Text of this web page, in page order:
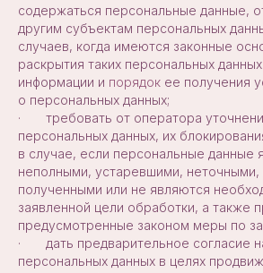
содержаться персональные данные,
другим субъектам персональных
случаев, когда имеются законные
раскрытия таких персональных данных.
информации и порядок ее получения
о персональных данных;
· требовать от оператора
персональных данных, их
в случае, если персональные данные
неполными, устаревшими, неточными,
полученными или не являются
заявленной цели обработки, а также
предусмотренные законом меры по
· дать предварительное согласие
персональных данных в целях